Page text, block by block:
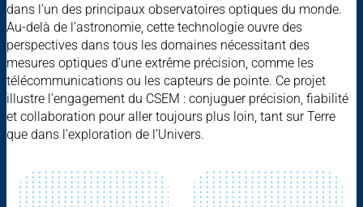
dans l’un des principaux observatoires optiques du monde.
Au-delà de l’astronomie, cette technologie ouvre des
perspectives dans tous les domaines nécessitant des
mesures optiques d’une extrême précision, comme les
télécommunications ou les capteurs de pointe. Ce projet
illustre l’engagement du CSEM : conjuguer précision, fiabilité
et collaboration pour aller toujours plus loin, tant sur Terre
que dans l’exploration de l’Univers.